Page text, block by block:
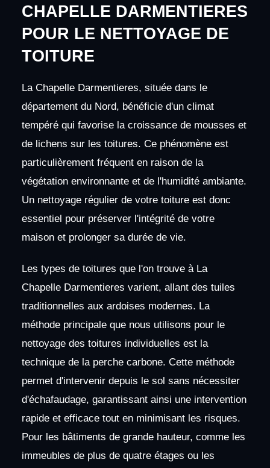
CHAPELLE DARMENTIERES
POUR LE NETTOYAGE DE
TOITURE
La Chapelle Darmentieres, située dans le
département du Nord, bénéficie d'un climat
tempéré qui favorise la croissance de mousses et
de lichens sur les toitures. Ce phénomène est
particulièrement fréquent en raison de la
végétation environnante et de l'humidité ambiante.
Un nettoyage régulier de votre toiture est donc
essentiel pour préserver l'intégrité de votre
maison et prolonger sa durée de vie.
Les types de toitures que l'on trouve à La
Chapelle Darmentieres varient, allant des tuiles
traditionnelles aux ardoises modernes. La
méthode principale que nous utilisons pour le
nettoyage des toitures individuelles est la
technique de la perche carbone. Cette méthode
permet d'intervenir depuis le sol sans nécessiter
d'échafaudage, garantissant ainsi une intervention
rapide et efficace tout en minimisant les risques.
Pour les bâtiments de grande hauteur, comme les
immeubles de plus de quatre étages ou les